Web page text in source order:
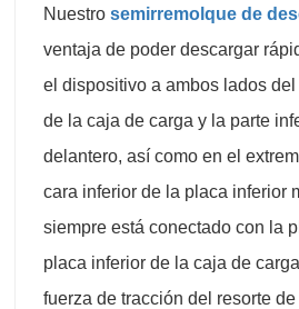
Nuestro semirremolque de
ventaja de poder descargar
el dispositivo a ambos lados
de la caja de carga y la parte
delantero, así como en el
cara inferior de la placa inferior
siempre está conectado con la
placa inferior de la caja de
fuerza de tracción del resorte